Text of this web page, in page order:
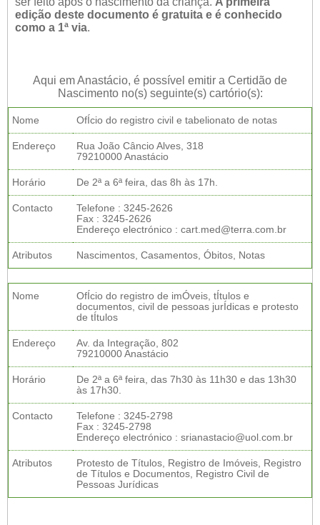
edição deste documento é gratuita e é conhecido
como a 1ª via.
Aqui em Anastácio, é possível emitir a Certidão de
Nascimento no(s) seguinte(s) cartório(s):
Nome OfÍcio do registro civil e tabelionato de notas
Endereço
Rua João Câncio Alves, 318
79210000 Anastácio
Horário De 2ª a 6ª feira, das 8h às 17h.
Contacto
Telefone : 3245-2626
Fax : 3245-2626
Endereço electrónico : cart.med@terra.com.br
Atributos Nascimentos, Casamentos, Óbitos, Notas
Nome
OfÍcio do registro de imÓveis, tÍtulos e
documentos, civil de pessoas jurÍdicas e protesto
de tÍtulos
Endereço
Av. da Integração, 802
79210000 Anastácio
Horário
De 2ª a 6ª feira, das 7h30 às 11h30 e das 13h30
às 17h30.
Contacto
Telefone : 3245-2798
Fax : 3245-2798
Endereço electrónico : srianastacio@uol.com.br
Atributos
Protesto de Títulos, Registro de Imóveis, Registro
de Títulos e Documentos, Registro Civil de
Pessoas Jurídicas